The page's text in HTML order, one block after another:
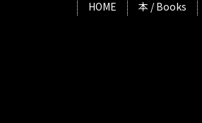
HOME 本 / Books